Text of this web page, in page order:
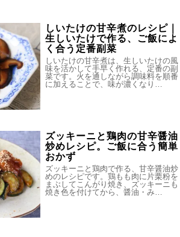
しいたけの甘辛煮のレシピ｜
生しいたけで作る、ご飯によ
く合う定番副菜
しいたけの甘辛煮は、生しいたけの風
味を活かして手早く作れる、定番の副
菜です。火を通しながら調味料を順番
に加えることで、味が濃くなり…
ズッキーニと鶏肉の甘辛醤油
炒めレシピ。ご飯に合う簡単
おかず
ズッキーニと鶏肉で作る、甘辛醤油炒
めのレシピです。鶏もも肉に片栗粉を
まぶしてこんがり焼き、ズッキーニも
焼き色を付けてから、醤油・み…